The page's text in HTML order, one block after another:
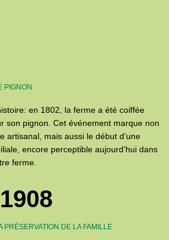
PIGNON
en 1802, la ferme a été coiffée
son pignon. Cet événement marque non
artisanal, mais aussi le début d’une
encore perceptible aujourd’hui dans
ferme.
PRÉSERVATION DE LA FAMILLE